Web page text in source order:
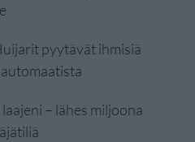
pyytävät ihmisiä
– lähes miljoona